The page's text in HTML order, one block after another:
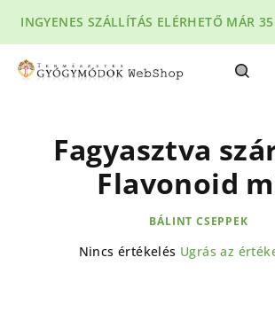
fő
tartalomhoz
INGYENES SZÁLLÍTÁS ELÉRHETŐ MÁR
Fagyasztva
Flavonoid
BÁLINT CSEPPEK
A
Nincs értékelés Ugrás az